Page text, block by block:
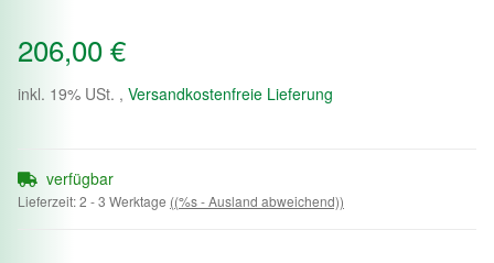
206,00 €
inkl. 19% USt. , Versandkostenfreie Lieferung
verfügbar
Lieferzeit:2 - 3 Werktage ((%s - Ausland abweichend))